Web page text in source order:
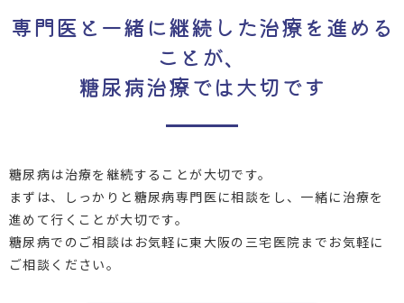
専門医と一緒に継続した治療を進める
ことが、
糖尿病治療では大切です
糖尿病は治療を継続することが大切です。
まずは、しっかりと糖尿病専門医に相談をし、一緒に治療を
進めて行くことが大切です。
糖尿病でのご相談はお気軽に東大阪の三宅医院までお気軽に
ご相談ください。